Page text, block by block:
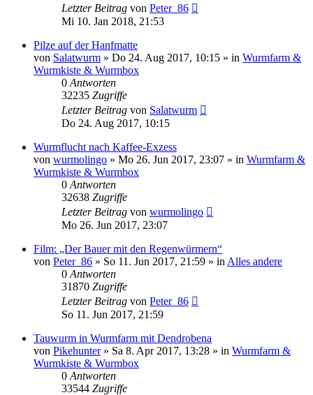
Letzter Beitrag von Peter_86
Mi 10. Jan 2018, 21:53
Pilze auf der Hanfmatte
von Salatwurm » Do 24. Aug 2017, 10:15 » in Wurmfarm &
Wurmkiste & Wurmbox
0 Antworten
32235 Zugriffe
Letzter Beitrag von Salatwurm
Do 24. Aug 2017, 10:15
Wurmflucht nach Kaffee-Exzess
von wurmolingo » Mo 26. Jun 2017, 23:07 » in Wurmfarm &
Wurmkiste & Wurmbox
0 Antworten
32638 Zugriffe
Letzter Beitrag von wurmolingo
Mo 26. Jun 2017, 23:07
Film: „Der Bauer mit den Regenwürmern“
von Peter_86 » So 11. Jun 2017, 21:59 » in Alles andere
0 Antworten
31870 Zugriffe
Letzter Beitrag von Peter_86
So 11. Jun 2017, 21:59
Tauwurm in Wurmfarm mit Dendrobena
von Pikehunter» Sa 8. Apr 2017, 13:28 » in Wurmfarm &
Wurmkiste & Wurmbox
0 Antworten
33544 Zugriffe